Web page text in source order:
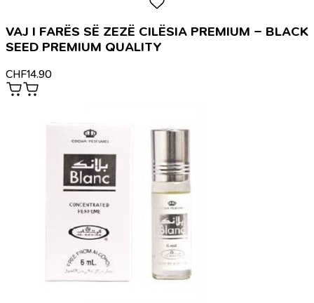
VAJ I FARËS SË ZEZË CILËSIA PREMIUM – BLACK
SEED PREMIUM QUALITY
CHF14.90